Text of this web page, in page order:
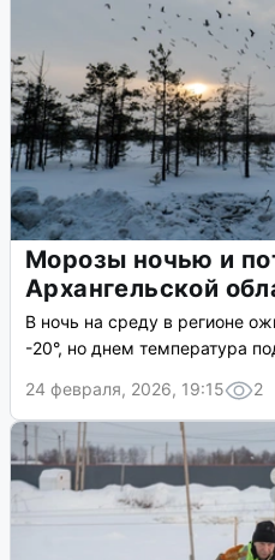
Морозы ночью и
Архангельской
В ночь на среду в регионе
-20°, но днем температура
24 февраля, 2026, 19:15
2